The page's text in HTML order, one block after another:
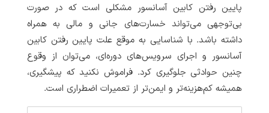
پایین رفتن کابین آسانسور مشکلی است که در صورت
بی‌توجهی می‌تواند خسارت‌های جانی و مالی به همراه
داشته باشد. با شناسایی به موقع علت پایین رفتن کابین
آسانسور و اجرای سرویس‌های دوره‌ای، می‌توان از وقوع
چنین حوادثی جلوگیری کرد. فراموش نکنید که پیشگیری،
همیشه کم‌هزینه‌تر و ایمن‌تر از تعمیرات اضطراری است.